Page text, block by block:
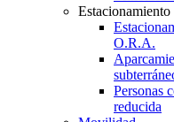
Estacionamiento
O.R.A.
Personas
reducida